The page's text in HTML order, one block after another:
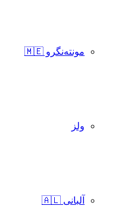
مونته‌نگرو 🇲🇪
ولز
آلبانی 🇦🇱